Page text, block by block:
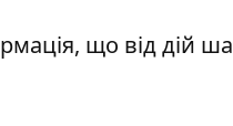
що від дій